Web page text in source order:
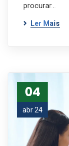
procurar…
Ler Mais
04
abr 24